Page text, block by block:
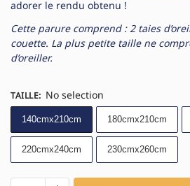
adorer le rendu obtenu !
Cette parure comprend : 2 taies
couette. La plus petite taille ne
d’oreiller.
TAILLE: No selection
140cmx210cm 180cmx210cm
220cmx240cm 230cmx260cm